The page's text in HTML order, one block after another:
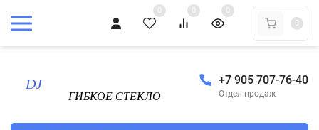
0 0
0
0
+7 905 707-76-40
Отдел продаж